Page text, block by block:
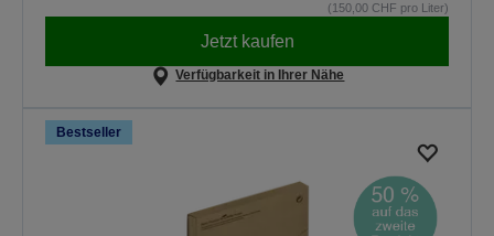
(150,00 CHF pro Liter)
Jetzt kaufen
Verfügbarkeit in Ihrer Nähe
Bestseller